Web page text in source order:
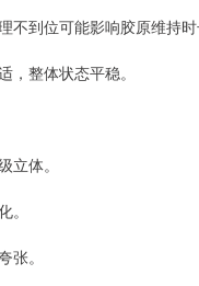
到位可能影响胶原维持时
整体状态平稳。
立体。
。
张。